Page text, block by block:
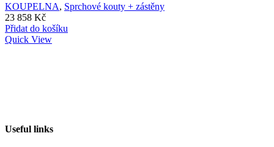
KOUPELNA, Sprchové kouty + zástěny
23 858 Kč
Přidat do košíku
Quick View
Useful links